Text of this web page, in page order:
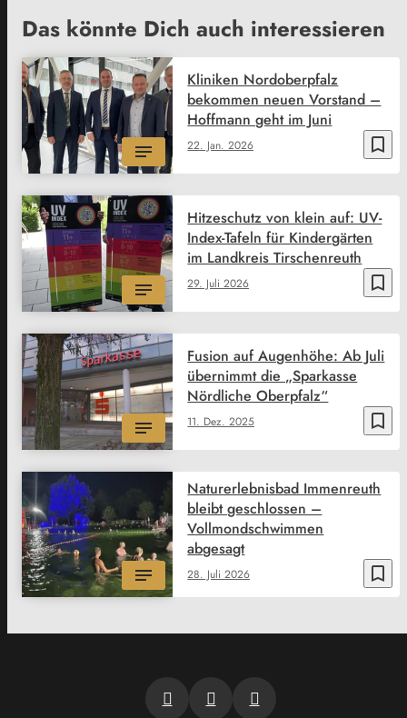
Das könnte Dich auch interessieren
bookmark_border
22. Jan. 2026
Kliniken Nordoberpfalz
bekommen neuen Vorstand –
Hoffmann geht im Juni
bookmark_border
29. Juli 2026
Hitzeschutz von klein auf: UV-
Index-Tafeln für Kindergärten
im Landkreis Tirschenreuth
bookmark_border
11. Dez. 2025
Fusion auf Augenhöhe: Ab Juli
übernimmt die „Sparkasse
Nördliche Oberpfalz“
bookmark_border
28. Juli 2026
Naturerlebnisbad Immenreuth
bleibt geschlossen –
Vollmondschwimmen
abgesagt